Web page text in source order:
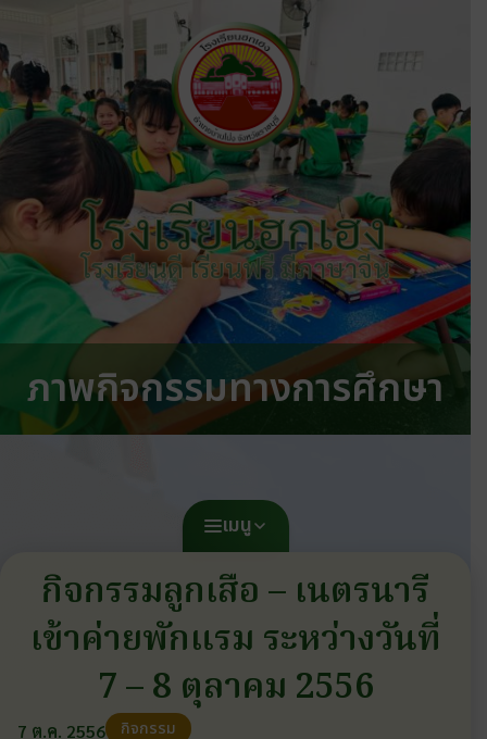
โรงเรียนฮกเฮง
โรงเรียนดี เรียนฟรี มีภาษาจีน
ภาพกิจกรรมทางการศึกษา
เมนู
กิจกรรมลูกเสือ – เนตรนารี
เข้าค่ายพักแรม ระหว่างวันที่
7 – 8 ตุลาคม 2556
7 ต.ค. 2556 กิจกรรม